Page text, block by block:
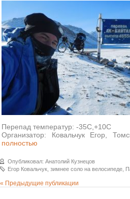
Перепад температур: -35С,+10С
Организатор: Ковальчук Егор,
полностью
Опубликовал: Анатолий Кузнецов
Егор Ковальчук зимнее соло на велосипеде
« Предыдущие публикации